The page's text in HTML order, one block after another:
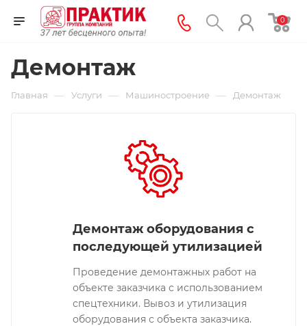
0
Демонтаж
Главная — Услуги — Машиностроение — Демонтаж
Демонтаж оборудования с
последующей утилизацией
Проведение демонтажных работ на
объекте заказчика с использованием
спецтехники. Вывоз и утилизация
оборудования с объекта заказчика.